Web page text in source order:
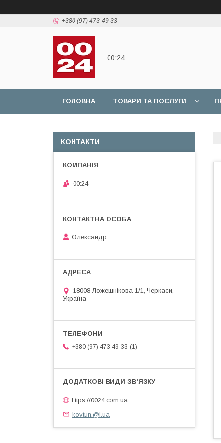
+380 (97) 473-49-33
00:24
ГОЛОВНА ТОВАРИ ТА ПОСЛУГИ
КОНТАКТИ
00:24
Олександр
18008 Ложешнікова 1/1, Черкаси,
Україна
+380 (97) 473-49-33 1
https://0024.com.ua
kovtun.@i.ua